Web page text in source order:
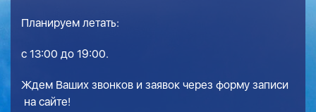
Планируем летать:
с 13:00 до 19:00.
Ждем Ваших звонков и заявок через форму записи
на сайте!